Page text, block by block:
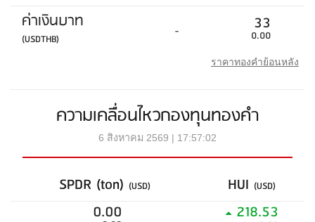
ค่าเงินบาท
(USDTHB) - 33
0.00
ราคาทองคำย้อนหลัง
ความเคลื่อนไหวกองทุนทองคำ
6 สิงหาคม 2569 | 17:57:02
SPDR (ton) (USD) HUI (USD)
0.00 218.53